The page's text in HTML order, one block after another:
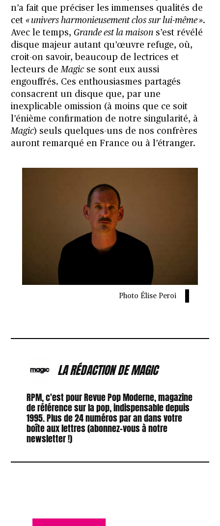
n’a fait que préciser les immenses qualités de
cet « univers harmonieusement clos sur lui-même ».
Avec le temps,Grande est la maison s’est révélé
disque majeur autant qu’œuvre refuge, où,
croit-on savoir, beaucoup de lectrices et
lecteurs deMagicse sont eux aussi
engouffrés. Ces enthousiasmes partagés
consacrent un disque que, par une
inexplicable omission (à moins que ce soit
l’énième confirmation de notre singularité, à
Magic) seuls quelques-uns de nos confrères
auront remarqué en France ou à l’étranger.
Photo Élise Peroi
LA RÉDACTION DE MAGIC
RPM, c'est pour Revue Pop Moderne, magazine
de référence sur la pop, indispensable depuis
1995. Plus de 24 numéros par an dans votre
boîte aux lettres (abonnez-vous à notre
newsletter !)